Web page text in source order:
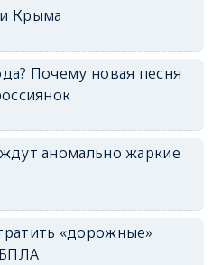
Крыма
Почему новая песня
аномально жаркие
«дорожные»